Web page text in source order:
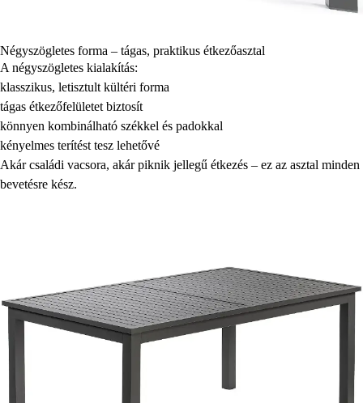
Négyszögletes forma – tágas, praktikus étkezőasztal
A négyszögletes kialakítás:
klasszikus, letisztult kültéri forma
tágas étkezőfelületet biztosít
könnyen kombinálható székkel és padokkal
kényelmes terítést tesz lehetővé
Akár családi vacsora, akár piknik jellegű étkezés – ez az asztal minden
bevetésre kész.